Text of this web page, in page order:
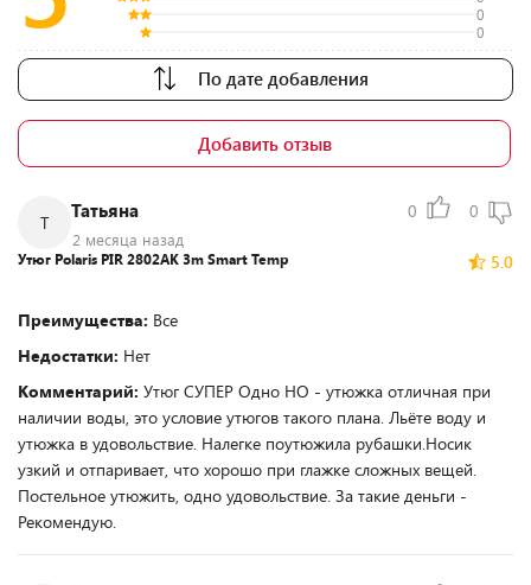
0
0
По дате добавления
Добавить отзыв
Т
Татьяна
2 месяца назад
0 0
5.0
Утюг Polaris PIR 2802AK 3m Smart Temp
Преимущества: Все
Недостатки: Нет
Комментарий: Утюг СУПЕР Одно НО - утюжка отличная при
наличии воды, это условие утюгов такого плана. Льёте воду и
утюжка в удовольствие. Налегке поутюжила рубашки.Носик
узкий и отпаривает, что хорошо при глажке сложных вещей.
Постельное утюжить, одно удовольствие. За такие деньги -
Рекомендую.